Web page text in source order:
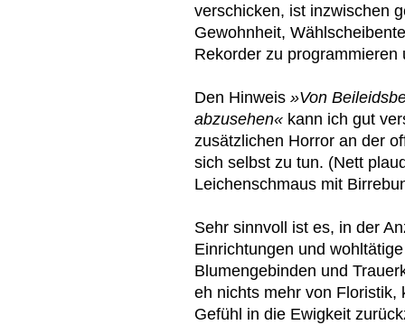
verschicken, ist inzwischen
Gewohnheit,
Rekorder zu
Den Hinweis »Von
abzusehen« kann ich gut
zusätzlichen Horror an der
sich selbst zu tun. (Nett
Leichenschmaus mit
Sehr sinnvoll ist es, in der
Einrichtungen und
Blumengebinden und
eh nichts mehr von Floristik,
Gefühl in die Ewigkeit